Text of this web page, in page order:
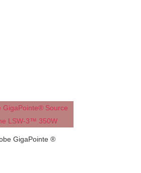
GigaPointe ®